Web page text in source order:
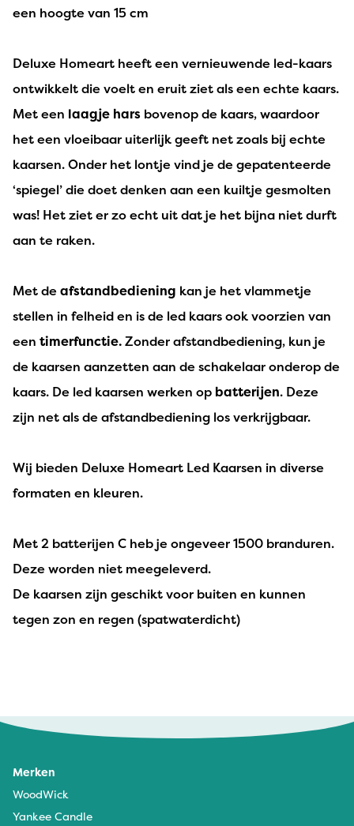
een hoogte van 15 cm
Deluxe Homeart heeft een vernieuwende led-kaars
ontwikkelt die voelt en eruit ziet als een echte kaars.
Met een laagje hars bovenop de kaars, waardoor
het een vloeibaar uiterlijk geeft net zoals bij echte
kaarsen. Onder het lontje vind je de gepatenteerde
‘spiegel’ die doet denken aan een kuiltje gesmolten
was! Het ziet er zo echt uit dat je het bijna niet durft
aan te raken.
Met de afstandbediening kan je het vlammetje
stellen in felheid en is de led kaars ook voorzien van
een timerfunctie.Zonder afstandbediening, kun je
de kaarsen aanzetten aan de schakelaar onderop de
kaars. De led kaarsen werken op batterijen. Deze
zijn net als de afstandbediening los verkrijgbaar.
Wij bieden Deluxe Homeart Led Kaarsen in diverse
formaten en kleuren.
Met 2 batterijen C heb je ongeveer 1500 branduren.
Deze worden niet meegeleverd.
De kaarsen zijn geschikt voor buiten en kunnen
tegen zon en regen (spatwaterdicht)
Merken
WoodWick
Yankee Candle